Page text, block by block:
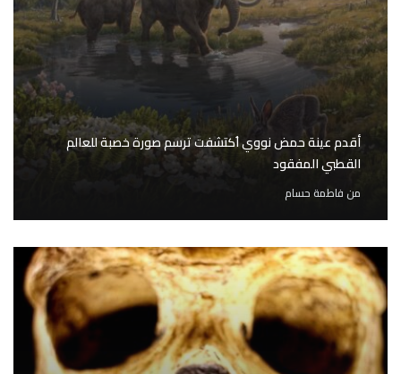
أقدم عينة حمض نووي اُكتشفت ترسم صورة خصبة للعالم
القطبي المفقود
من فاطمة حسام